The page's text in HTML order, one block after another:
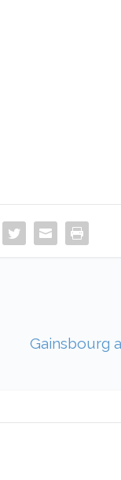
Gainsbourg